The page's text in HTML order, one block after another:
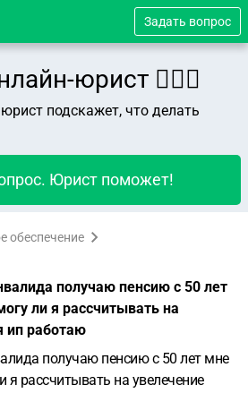
Задать вопрос
юрист 👨🏻‍⚖️
подскажет, что делать
Юрист поможет!
обеспечение
получаю пенсию с 50 лет
ли я рассчитывать на
ип работаю
получаю пенсию с 50 лет мне
я рассчитывать на увелечение